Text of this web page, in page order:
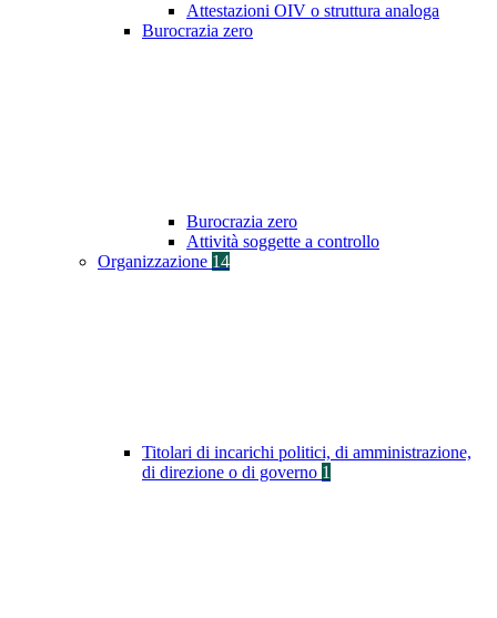
Attestazioni OIV o struttura analoga
Burocrazia zero
Burocrazia zero
Attività soggette a controllo
Organizzazione 14
Titolari di incarichi politici, di amministrazione,
di direzione o di governo 1